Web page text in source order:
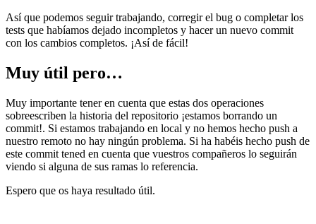
Así que podemos seguir trabajando, corregir el bug o completar los
tests que habíamos dejado incompletos y hacer un nuevo commit
con los cambios completos. ¡Así de fácil!
Muy útil pero…
Muy importante tener en cuenta que estas dos operaciones
sobreescriben la historia del repositorio ¡estamos borrando un
commit!. Si estamos trabajando en local y no hemos hecho push a
nuestro remoto no hay ningún problema. Si ha habéis hecho push de
este commit tened en cuenta que vuestros compañeros lo seguirán
viendo si alguna de sus ramas lo referencia.
Espero que os haya resultado útil.